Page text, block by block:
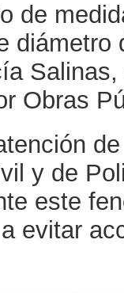
de
diámetro
Obras
y de
este
evitar